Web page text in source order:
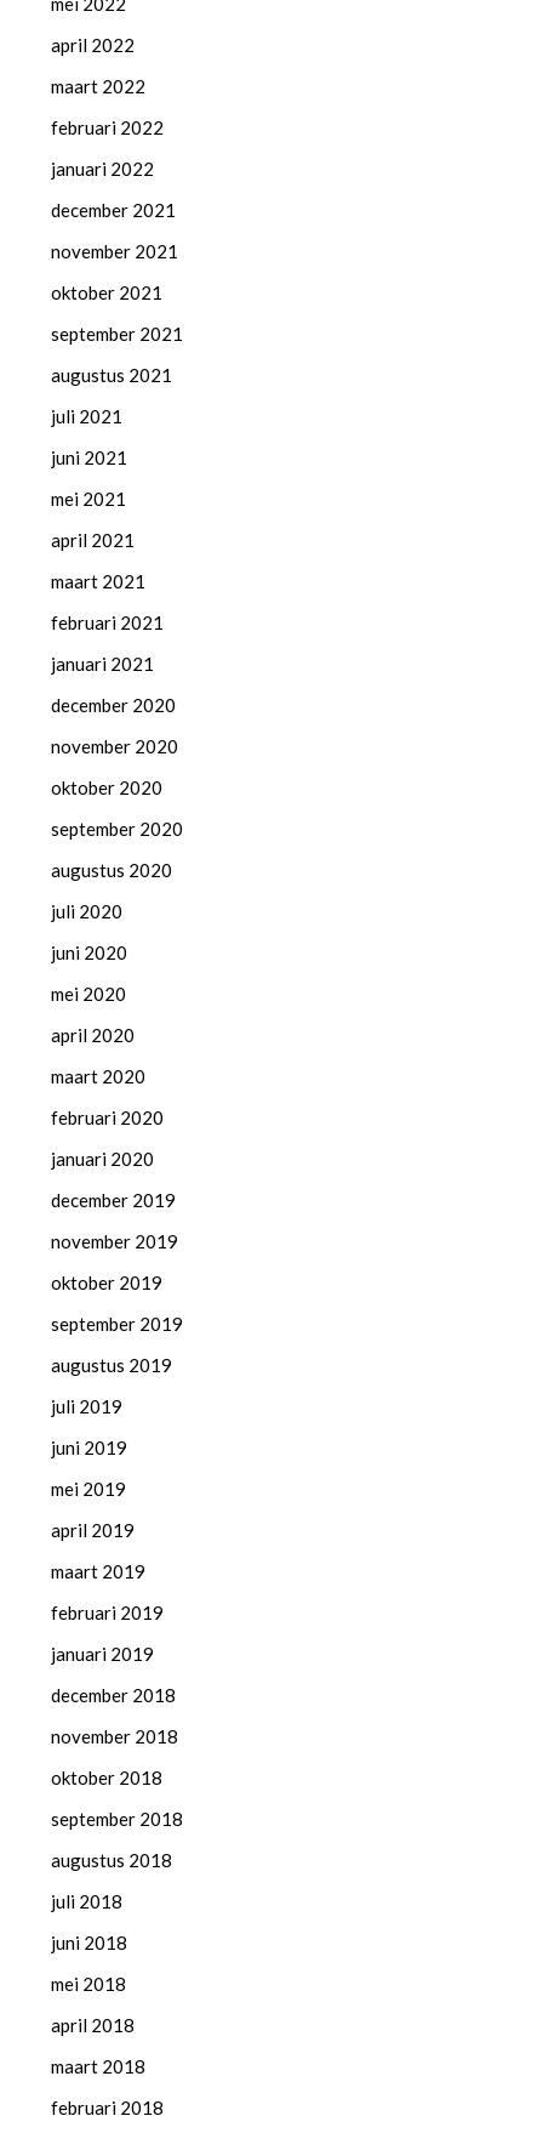
april 2022
maart 2022
februari 2022
januari 2022
december 2021
november 2021
oktober 2021
september 2021
augustus 2021
juli 2021
juni 2021
mei 2021
april 2021
maart 2021
februari 2021
januari 2021
december 2020
november 2020
oktober 2020
september 2020
augustus 2020
juli 2020
juni 2020
mei 2020
april 2020
maart 2020
februari 2020
januari 2020
december 2019
november 2019
oktober 2019
september 2019
augustus 2019
juli 2019
juni 2019
mei 2019
april 2019
maart 2019
februari 2019
januari 2019
december 2018
november 2018
oktober 2018
september 2018
augustus 2018
juli 2018
juni 2018
mei 2018
april 2018
maart 2018
februari 2018